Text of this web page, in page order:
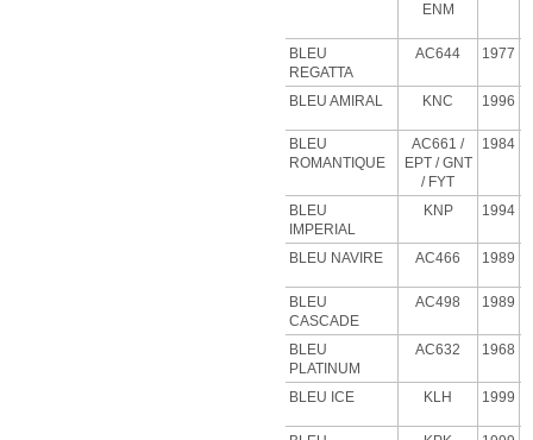
ENM
BLEU
REGATTA
AC644 1977
BLEU AMIRAL KNC 1996
BLEU
ROMANTIQUE
AC661 /
EPT / GNT
/ FYT
1984
BLEU
IMPERIAL
KNP 1994
BLEU NAVIRE AC466 1989
BLEU
CASCADE
AC498 1989
BLEU
PLATINUM
AC632 1968
BLEU ICE KLH 1999